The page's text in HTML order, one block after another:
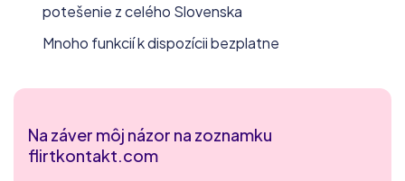
potešenie z celého Slovenska
Mnoho funkcií k dispozícii bezplatne
Na záver môj názor na zoznamku
flirtkontakt.com